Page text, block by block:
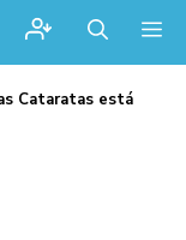
Cataratas está